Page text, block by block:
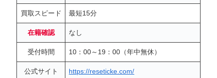
買取スピード 最短15分
在籍確認 なし
受付時間 10：00～19：00（年中無休）
公式サイト https://reseticke.com/